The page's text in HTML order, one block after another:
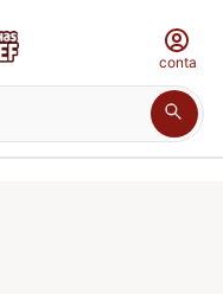
conta